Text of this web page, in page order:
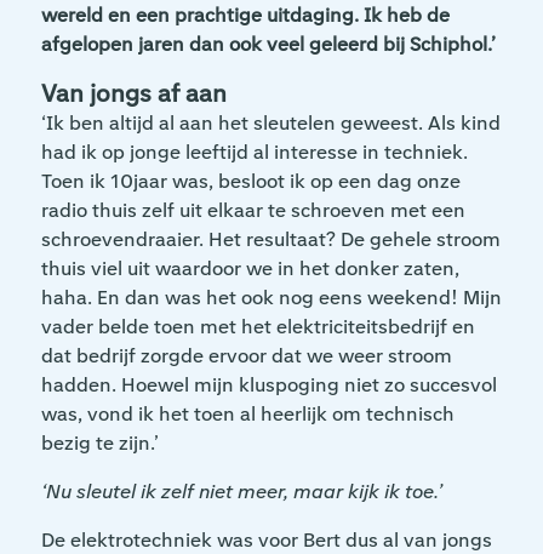
wereld en een prachtige uitdaging. Ik heb de
afgelopen jaren dan ook veel geleerd bij Schiphol.’
Van jongs af aan
‘Ik ben altijd al aan het sleutelen geweest. Als kind
had ik op jonge leeftijd al interesse in techniek.
Toen ik 10jaar was, besloot ik op een dag onze
radio thuis zelf uit elkaar te schroeven met een
schroevendraaier. Het resultaat? De gehele stroom
thuis viel uit waardoor we in het donker zaten,
haha. En dan was het ook nog eens weekend! Mijn
vader belde toen met het elektriciteitsbedrijf en
dat bedrijf zorgde ervoor dat we weer stroom
hadden. Hoewel mijn kluspoging niet zo succesvol
was, vond ik het toen al heerlijk om technisch
bezig te zijn.’
‘Nu sleutel ik zelf niet meer, maar kijk ik toe.’
De elektrotechniek was voor Bert dus al van jongs